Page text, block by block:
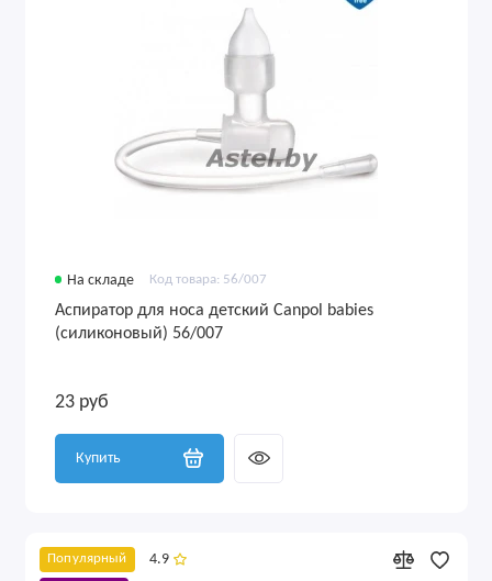
На складе Код товара: 56/007
Аспиратор для носа детский Canpol babies
(силиконовый) 56/007
23 руб
Купить
Популярный 4.9